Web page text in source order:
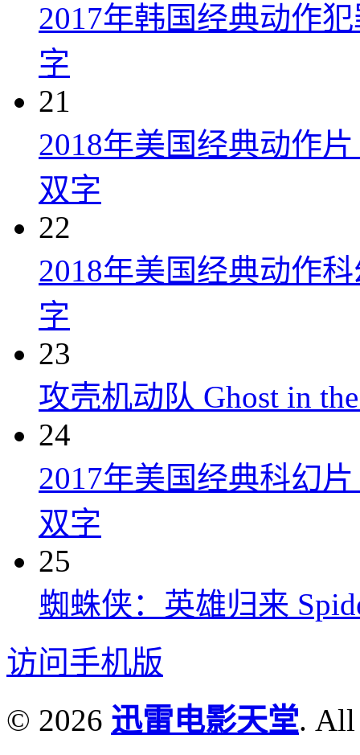
2017年韩国经典动作
字
21
2018年美国经典动作
双字
22
2018年美国经典动作
字
23
攻壳机动队 Ghost in
24
2017年美国经典科幻
双字
25
蜘蛛侠：英雄归来
访问手机版
© 2026 迅雷电影天堂. All